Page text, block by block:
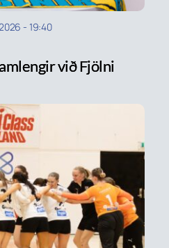
- 19:40
við Fjölni